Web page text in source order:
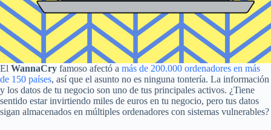
El WannaCry famoso afectó a más de 200.000 ordenadores en más
de 150 países, así que el asunto no es ninguna tontería. La información
y los datos de tu negocio son uno de tus principales activos. ¿Tiene
sentido estar invirtiendo miles de euros en tu negocio, pero tus datos
sigan almacenados en múltiples ordenadores con sistemas vulnerables?